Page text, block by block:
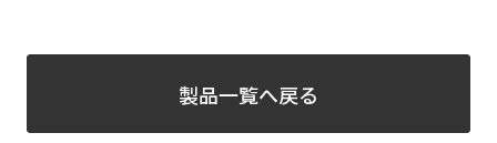
製品一覧へ戻る